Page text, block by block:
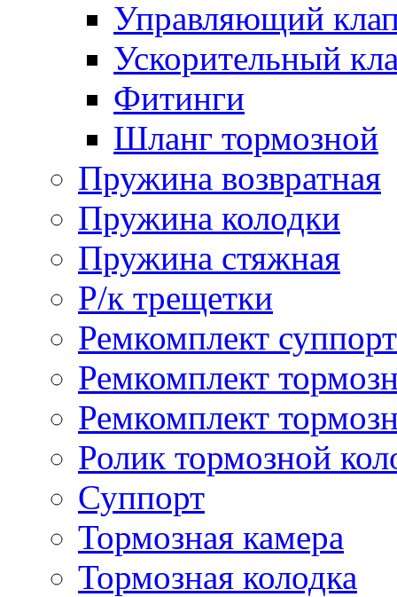
Управляющий
Ускорительный
Фитинги
Шланг тормозной
Пружина возвратная
Пружина колодки
Пружина стяжная
Р/к трещетки
Ремкомплект
Ремкомплект
Ремкомплект
Ролик тормозной
Суппорт
Тормозная камера
Тормозная колодка